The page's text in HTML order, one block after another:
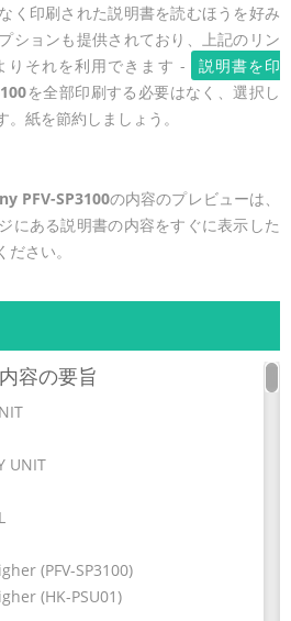
く印刷された説明書を読むほうを好み
ションも提供されており、上記のリン
りそれを利用できます -
説明書を印
を全部印刷する必要はなく、選択し
紙を節約しましょう。
PFV-SP3100の内容のプレビューは、
にある説明書の内容をすぐに表示した
さい。
容の要旨
UNIT
(PFV-SP3100)
(HK-PSU01)